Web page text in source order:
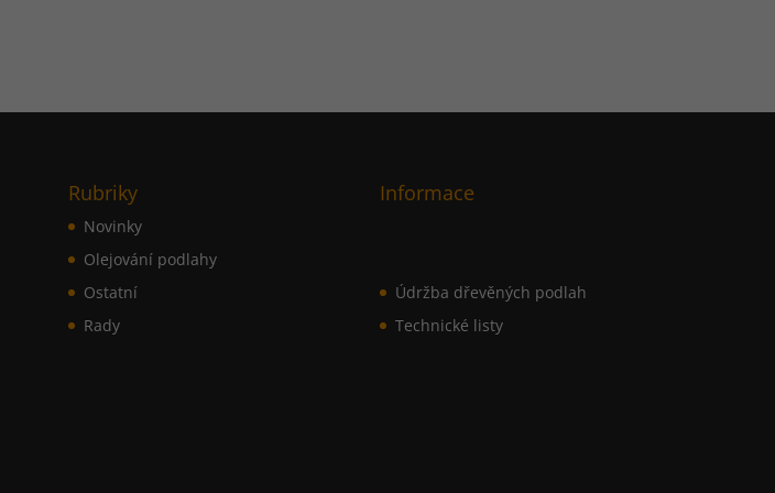
Rubriky
Novinky
Olejování podlahy
Ostatní
Rady
Informace
Údržba dřevěných podlah
Technické listy